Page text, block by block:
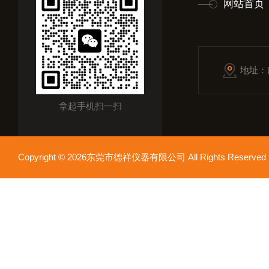
拿起手机扫一扫
网站首页
地址
Copyright © 2026东莞市德祥仪器有限公司 All Rights